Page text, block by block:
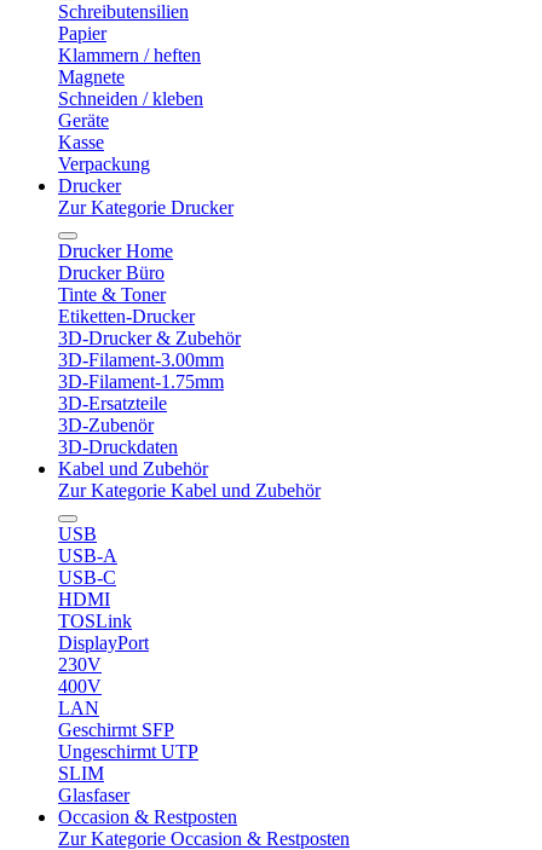
Schreibutensilien
Papier
Klammern / heften
Magnete
Schneiden / kleben
Geräte
Kasse
Verpackung
Drucker
Zur Kategorie Drucker
Drucker Home
Drucker Büro
Tinte & Toner
Etiketten-Drucker
3D-Drucker & Zubehör
3D-Filament-3.00mm
3D-Filament-1.75mm
3D-Ersatzteile
3D-Zubenör
3D-Druckdaten
Kabel und Zubehör
Zur Kategorie Kabel und Zubehör
USB
USB-A
USB-C
HDMI
TOSLink
DisplayPort
230V
400V
LAN
Geschirmt SFP
Ungeschirmt UTP
SLIM
Glasfaser
Occasion & Restposten
Zur Kategorie Occasion & Restposten